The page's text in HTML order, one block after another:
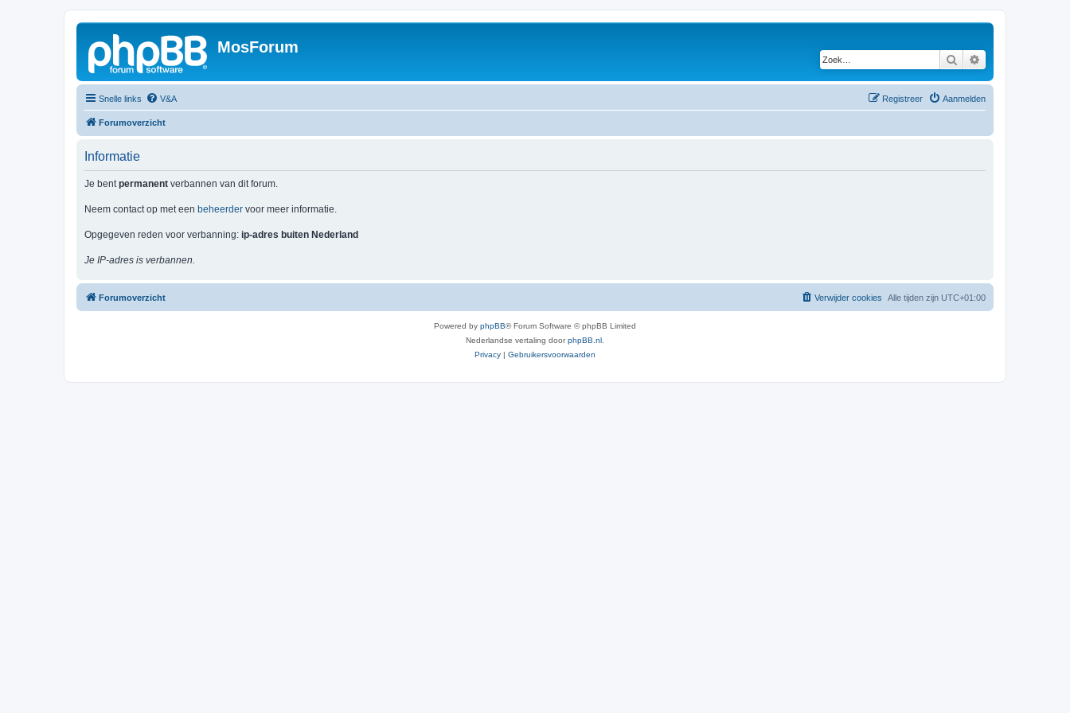
MosForum
Zoek
Snelle links V&A Aanmelden
Registreer
Forumoverzicht
Informatie
Je bentpermanent verbannen van dit forum.
Neem contact op met een beheerder voor meer informatie.
Opgegeven reden voor verbanning: ip-adres buiten Nederland
Je IP-adres is verbannen.
Forumoverzicht Alle tijden zijn UTC+01:00
Verwijder cookies
Powered by phpBB® Forum Software © phpBB Limited
Nederlandse vertaling doorphpBB.nl
Privacy | Gebruikersvoorwaarden